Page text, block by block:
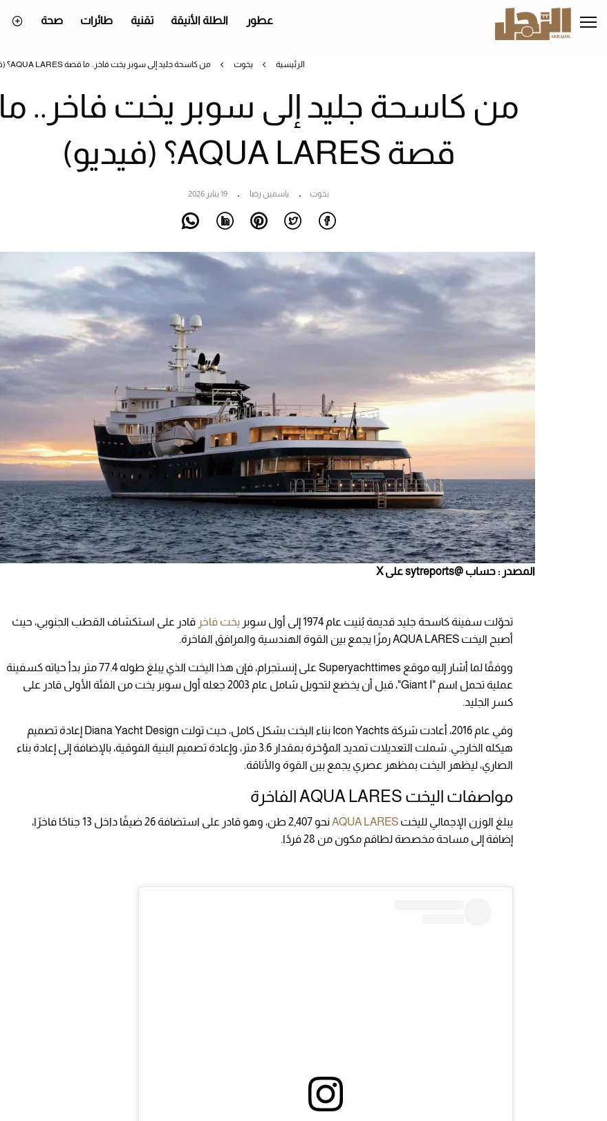
إلى
المحتوى
عطور الطلة الأنيقة تقنية طائرات صحة
الرئيسية يخوت من كاسحة جليد إلى سوبر يخت فاخر.. ما قصة AQUA LARES؟ (فيديو)
من كاسحة جليد إلى سوبر يخت فاخر.. ما
قصة AQUA LARES؟ (فيديو)
يخوت ياسمين رضا 19 يناير 2026
المصدر : حساب @sytreports على X
تحوّلت سفينة كاسحة جليد قديمة بُنيت عام 1974 إلى أول سوبر يخت فاخر قادر على استكشاف القطب الجنوبي، حيث
أصبح اليخت AQUA LARES رمزًا يجمع بين القوة الهندسية والمرافق الفاخرة.
ووفقًا لما أشار إليه موقع Superyachttimes على إنستجرام، فإن هذا اليخت الذي يبلغ طوله 77.4 متر بدأ حياته كسفينة
عملية تحمل اسم "Giant I"، قبل أن يخضع لتحويل شامل عام 2003 جعله أول سوبر يخت من الفئة الأولى قادر على
كسر الجليد.
وفي عام 2016، أعادت شركة Icon Yachts بناء اليخت بشكل كامل، حيث تولت Diana Yacht Design إعادة تصميم
هيكله الخارجي. شملت التعديلات تمديد المؤخرة بمقدار 3.6 متر، وإعادة تصميم البنية الفوقية، بالإضافة إلى إعادة بناء
الصاري، ليظهر اليخت بمظهر عصري يجمع بين القوة والأناقة.
مواصفات اليخت AQUA LARES الفاخرة
يبلغ الوزن الإجمالي لليخت AQUA LARES
نحو 2,407 طن، وهو قادر على استضافة 26 ضيفًا داخل 13 جناحًا فاخرًا،
إضافة إلى مساحة مخصصة لطاقم مكون من 28 فردًا.